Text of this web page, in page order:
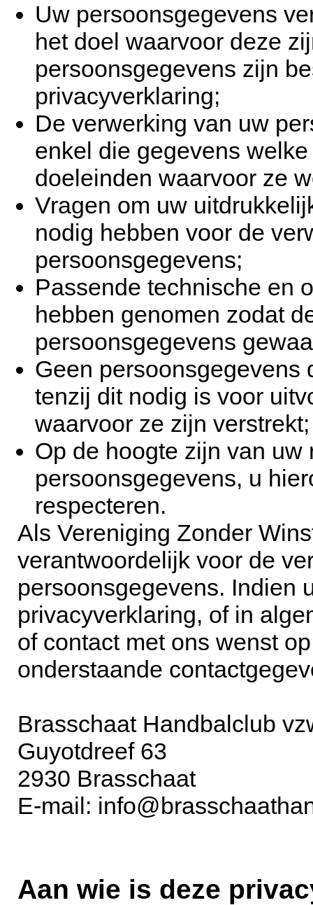
Uw persoonsgegevens
het doel waarvoor deze
persoonsgegevens zijn
privacyverklaring;
De verwerking van uw
enkel die gegevens
doeleinden waarvoor ze
Vragen om uw
nodig hebben voor de
persoonsgegevens;
Passende technische en
hebben genomen zodat
persoonsgegevens
Geen persoonsgegevens
tenzij dit nodig is voor
waarvoor ze zijn verstrekt;
Op de hoogte zijn van uw
persoonsgegevens, u
respecteren.
Als Vereniging Zonder
verantwoordelijk voor de
persoonsgegevens. Indien
privacyverklaring, of in
of contact met ons wenst
onderstaande
Brasschaat Handbalclub
Guyotdreef 63
2930 Brasschaat
E-mail:
Aan wie is deze